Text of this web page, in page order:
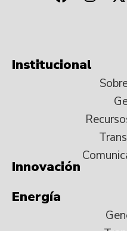
Institucional
Innovación
Energía